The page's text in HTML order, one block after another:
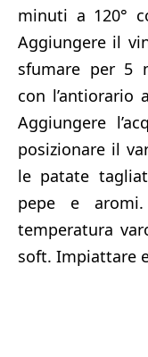
minuti a 120°
Aggiungere il
sfumare per 5
con l’antiorario
Aggiungere
posizionare il
le patate
pepe e
temperatura
soft. Impiattare